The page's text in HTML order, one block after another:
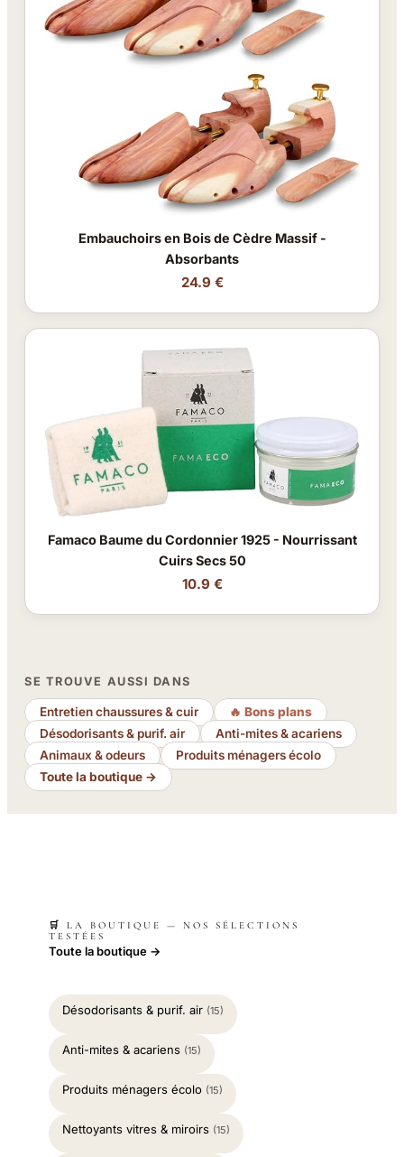
Embauchoirs en Bois de Cèdre Massif -
Absorbants
24.9 €
Famaco Baume du Cordonnier 1925 - Nourrissant
Cuirs Secs 50
10.9 €
SE TROUVE AUSSI DANS
Entretien chaussures & cuir
🔥 Bons plans
Désodorisants & purif. air
Anti-mites & acariens
Animaux & odeurs
Produits ménagers écolo
Toute la boutique →
🛒 LA BOUTIQUE — NOS SÉLECTIONS
TESTÉES
Toute la boutique →
Désodorisants & purif. air (15)
Anti-mites & acariens (15)
Produits ménagers écolo (15)
Nettoyants vitres & miroirs (15)